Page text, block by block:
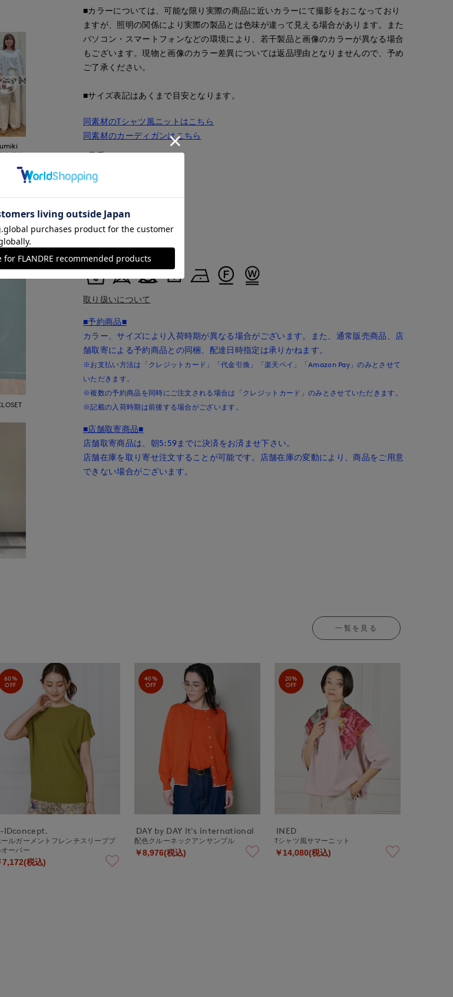
倉井筒屋SUPERIOR CLOSET広島三越SUPERIORCLOSET那覇メインプレイスI.T.'S.international
■カラーについては、可能な限り実際の商品に近いカラーにて撮影をおこなっており
ますが、照明の関係により実際の製品とは色味が違って見える場合があります。また
パソコン・スマートフォンなどの環境により、若干製品と画像のカラーが異なる場合
もございます。現物と画像のカラー差異については返品理由となりませんので、予め
ご了承ください。
■サイズ表記はあくまで目安となります。
同素材のTシャツ風ニットはこちら
同素材のカーディガンはこちら
■品番
62170021
■クオリティ
■取扱い方法
取り扱いについて
■予約商品■
カラー、サイズにより入荷時期が異なる場合がございます。また、通常販売商品、店
舗取寄による予約商品との同梱、配達日時指定は承りかねます。
※お支払い方法は「クレジットカード」「代金引換」「楽天ペイ」「Amazon Pay」のみとさせて
いただきます。
※複数の予約商品を同時にご注文される場合は「クレジットカード」のみとさせていただきます。
※記載の入荷時期は前後する場合がございます。
■店舗取寄商品■
店舗取寄商品は、朝5:59までに決済をお済ませ下さい。
店舗在庫を取り寄せ注文することが可能です。店舗在庫の変動により、商品をご用意
できない場合がございます。
一覧を見る
60%
OFF
IDconcept.
ールガーメントフレンチスリーブプ
オーバー
7,172(税込)
40%
OFF
DAY by DAY It's international
配色クルーネックアンサンブル
￥8,976(税込)
20%
OFF
INED
Tシャツ風サマーニット
￥14,080(税込)